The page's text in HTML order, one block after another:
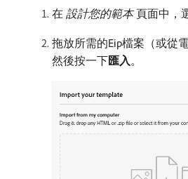
在​ 設計您的範本頁面中，
拖放所需的ip檔案（或從
然後按一下​匯入 。